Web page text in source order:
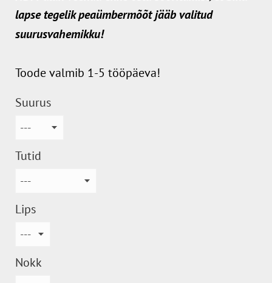
lapse tegelik peaümbermõõt jääb valitud
suurusvahemikku!
Toode valmib 1-5 tööpäeva!
Suurus
Tutid
Lips
Nokk